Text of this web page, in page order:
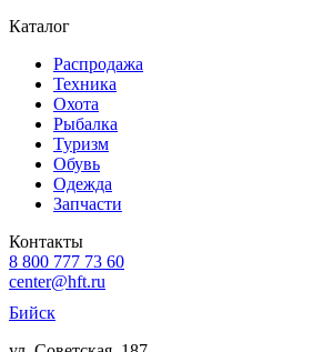
Каталог
Распродажа
Техника
Охота
Рыбалка
Туризм
Обувь
Одежда
Запчасти
Контакты
8 800 777 73 60
center@hft.ru
Бийск